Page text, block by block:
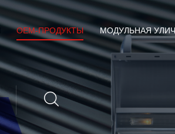
OEM-ПРОДУКТЫ МОДУЛЬНАЯ